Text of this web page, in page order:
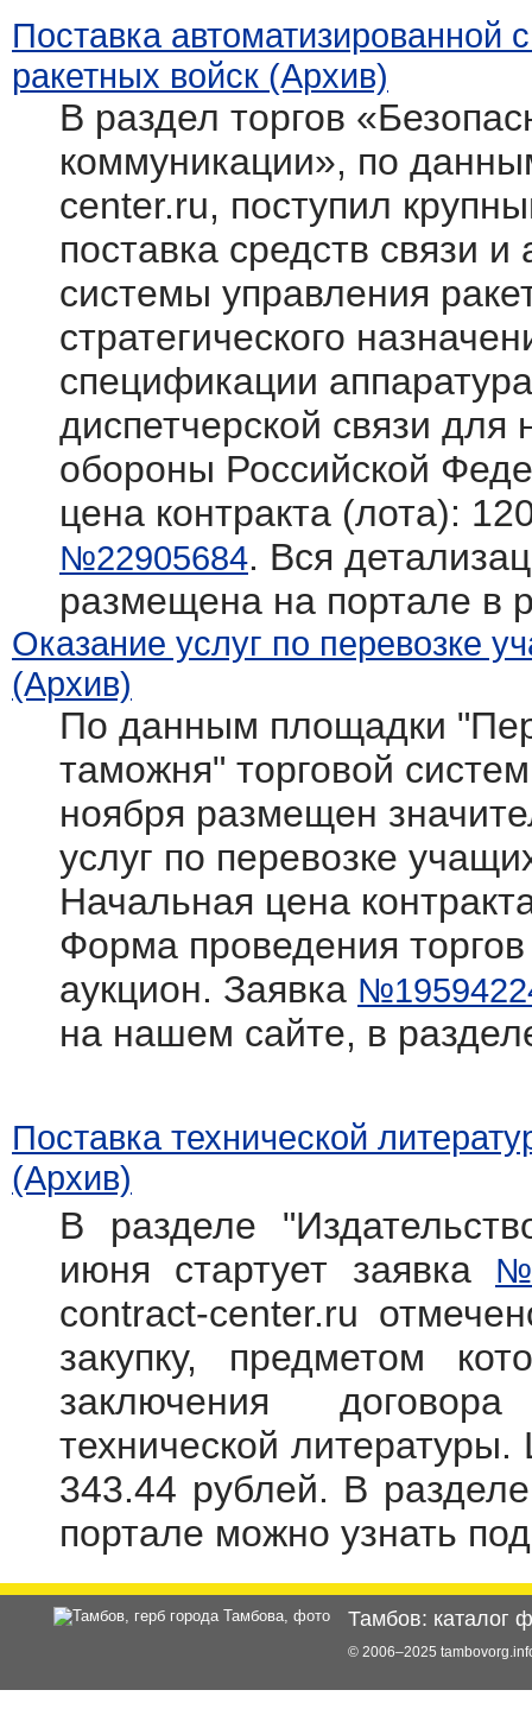
Поставка автоматизированной
ракетных войск (Архив)
В раздел торгов
коммуникации», по
center.ru, поступил
поставка средств связи
системы управления
стратегического
спецификации
диспетчерской связи
обороны Российской
цена контракта (лота):
№22905684. Вся
размещена на портале в
Оказание услуг по перевозке
(Архив)
По данным площадки
таможня" торговой
ноября размещен
услуг по перевозке
Начальная цена
Форма проведения
аукцион. Заявка
на нашем сайте, в
Поставка технической
(Архив)
В разделе
июня стартует заявка
contract-center.ru
закупку, предметом
заключения
технической
343.44 рублей. В
портале можно узнать
Тамбов: каталог
© 2006–2025